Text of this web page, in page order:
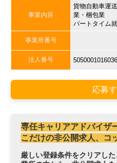
事業内容
貨物自動車運
業・梱包業
パートタイム
事業所番号
法人番号 5050001016036
応募
専任キャリアアドバイザ
こだけの非公開求人、コ
厳しい登録条件をクリアし